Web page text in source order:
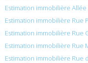
Estimation immobilière
Estimation immobilière Rue
Estimation immobilière Rue
Estimation immobilière Rue
Estimation immobilière Rue